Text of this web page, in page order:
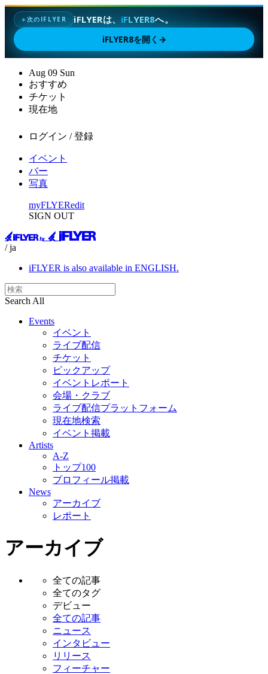
✦次のIFLYER iFLYERは、 iFLYER8へ。
iFLYER8を開く →
Aug 09 Sun
おすすめ
チケット
現在地
ログイン / 登録
イベント
バー
写真
myFLYERedit
SIGN OUT
/ ja
iFLYER is also available in ENGLISH.
Search All
Events
イベント
ライブ配信
チケット
ピックアップ
イベントレポート
会場・クラブ
ライブ配信プラットフォーム
現在地検索
イベント掲載
Artists
A-Z
トップ100
プロフィール掲載
News
アーカイブ
レポート
アーカイブ
全ての記事
全てのタグ
デビュー
全ての記事
ニュース
インタビュー
リリース
フィーチャー